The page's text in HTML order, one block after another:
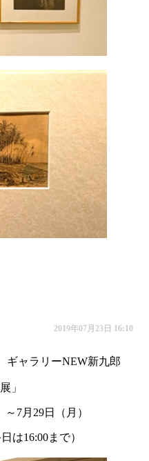
2019年07月23日 16:10
ャラリーNEW新九郎
」
7月29日（月）
は16:00まで）